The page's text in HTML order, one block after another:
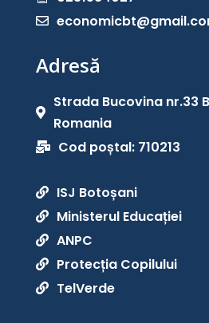

Adresă

Strada Bucovina nr.33
Romania
 Cod poștal: 710213
 ISJ Botoșani
 Ministerul Educației
 ANPC
 Protecția Copilului
 TelVerde